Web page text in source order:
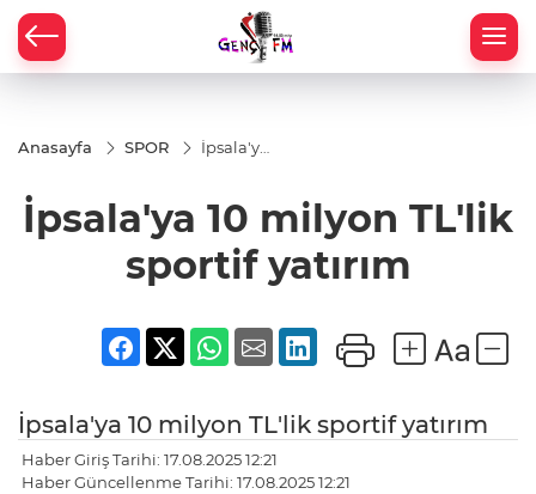
Anasayfa SPOR
İpsala'ya
TL'lik
sportif
İpsala'ya 10 milyon TL'lik
sportif yatırım
İpsala'ya 10 milyon TL'lik sportif yatırım
Haber Giriş Tarihi: 17.08.2025 12:21
Haber Güncellenme Tarihi: 17.08.2025 12:21